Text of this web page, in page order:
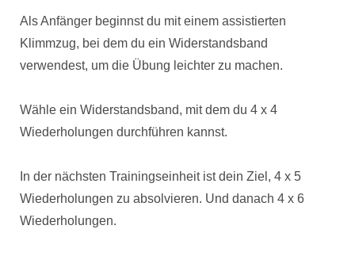
Als Anfänger beginnst du mit einem assistierten
Klimmzug, bei dem du ein Widerstandsband
verwendest, um die Übung leichter zu machen.
Wähle ein Widerstandsband, mit dem du 4 x 4
Wiederholungen durchführen kannst.
In der nächsten Trainingseinheit ist dein Ziel, 4 x 5
Wiederholungen zu absolvieren. Und danach 4 x 6
Wiederholungen.